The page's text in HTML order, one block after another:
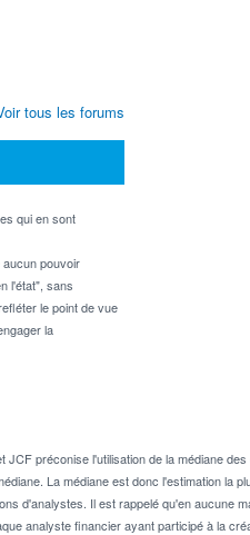
qui en sont
pouvoir
l'état", sans
le point de vue
la
tous les forums
préconise l'utilisation de la médiane
La médiane est donc l'estimation la
d'analystes. Il est rappelé qu'en aucune
analyste financier ayant participé à la